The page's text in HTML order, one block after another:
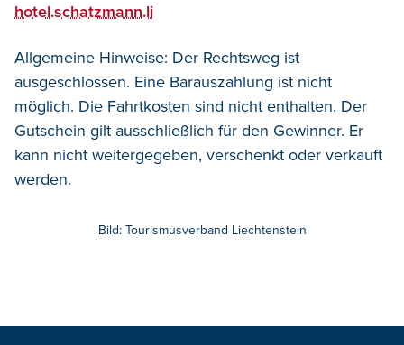
hotel.schatzmann.li
Allgemeine Hinweise: Der Rechtsweg ist
ausgeschlossen. Eine Barauszahlung ist nicht
möglich. Die Fahrtkosten sind nicht enthalten. Der
Gutschein gilt ausschließlich für den Gewinner. Er
kann nicht weitergegeben, verschenkt oder verkauft
werden.
Bild: Tourismusverband Liechtenstein